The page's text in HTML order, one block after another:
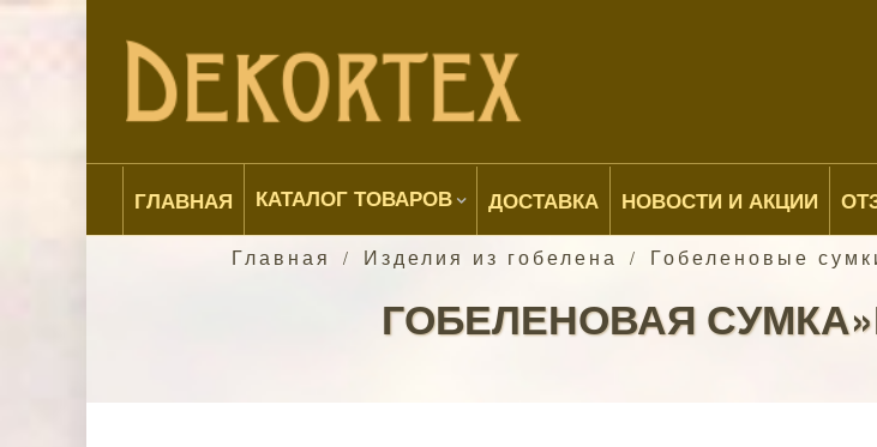
ГЛАВНАЯ КАТАЛОГ ТОВАРОВ ДОСТАВКА НОВОСТИ И АКЦИИ
Главная / Изделия из гобелена / Гобеленовые
ГОБЕЛЕНОВАЯ